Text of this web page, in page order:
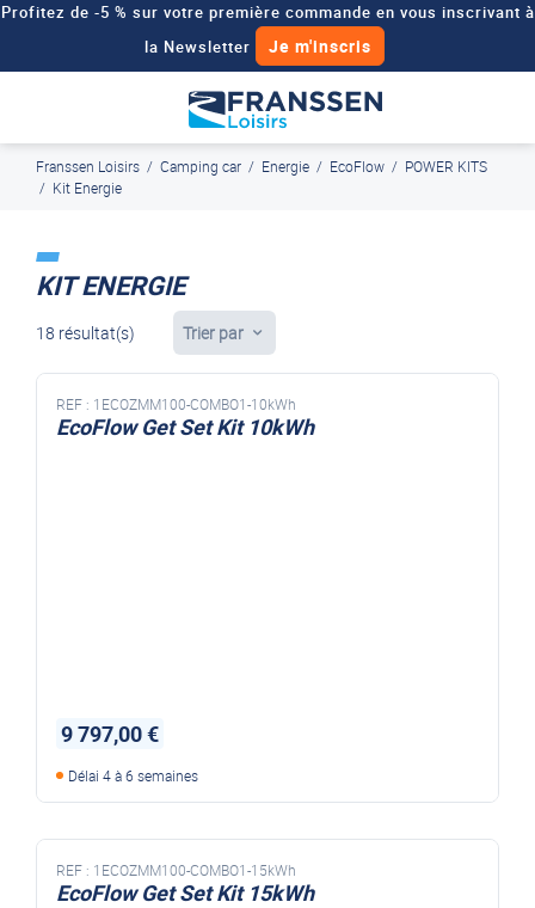
Profitez de -5 % sur votre première commande en vous inscrivant à
la Newsletter
Je m'inscris
Demander un devis
Paiement en ligne sécurisé, en 4x par Paypal
Franssen Loisirs / Camping car / Energie / EcoFlow / POWER KITS
/ Kit Energie
KIT ENERGIE
18 résultat(s) Trier par
REF : 1ECOZMM100-COMBO1-10kWh
EcoFlow Get Set Kit 10kWh
9 797,00 €
Délai 4 à 6 semaines
REF : 1ECOZMM100-COMBO1-15kWh
EcoFlow Get Set Kit 15kWh